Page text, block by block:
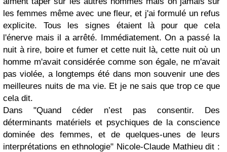
les femmes même avec une fleur, et j'ai formulé un refus
explicite. Tous les signes étaient là pour que cela
l'énerve mais il a arrêté. Immédiatement. On a passé la
nuit à rire, boire et fumer et cette nuit là, cette nuit où un
homme m'avait considérée comme son égale, ne m'avait
pas violée, a longtemps été dans mon souvenir une des
meilleures nuits de ma vie. Et je ne sais que trop ce que
cela dit.
Dans "Quand céder n’est pas consentir. Des
déterminants matériels et psychiques de la conscience
dominée des femmes, et de quelques-unes de leurs
interprétations en ethnologie" Nicole-Claude Mathieu dit :